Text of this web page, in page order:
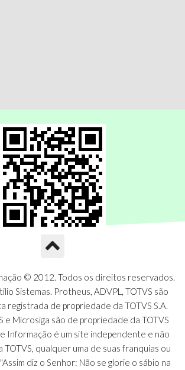
© 2012. Todos os direitos reservados.
Sistemas. Protheus, ADVPL, TOTVS são
registrada de propriedade da TOTVS S.A.
e Microsiga são de propriedade da TOTVS
Informação é um site independente e não
TOTVS, qualquer uma de suas franquias ou
diz o Senhor: Não se glorie o sábio na